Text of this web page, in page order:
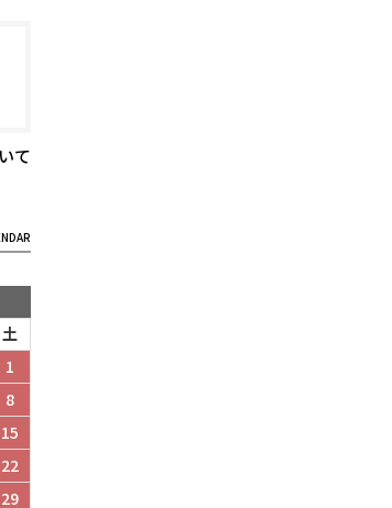
て
土
1
8
15
22
29